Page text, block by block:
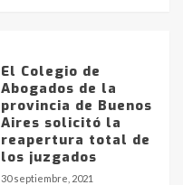
El Colegio de
Abogados de la
provincia de Buenos
Aires solicitó la
reapertura total de
los juzgados
30 septiembre, 2021